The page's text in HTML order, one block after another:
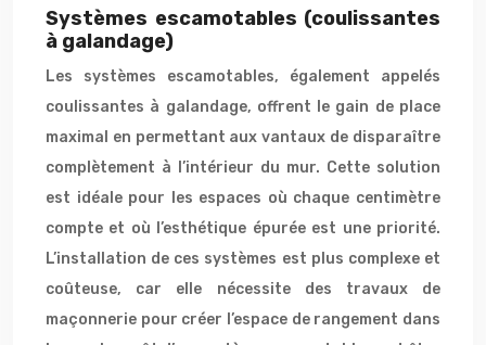
Systèmes escamotables (coulissantes
à galandage)
Les systèmes escamotables, également appelés
coulissantes à galandage, offrent le gain de place
maximal en permettant aux vantaux de disparaître
complètement à l’intérieur du mur. Cette solution
est idéale pour les espaces où chaque centimètre
compte et où l’esthétique épurée est une priorité.
L’installation de ces systèmes est plus complexe et
coûteuse, car elle nécessite des travaux de
maçonnerie pour créer l’espace de rangement dans